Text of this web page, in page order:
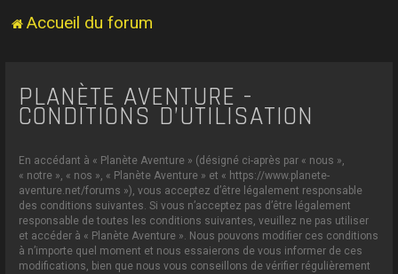
Accueil du forum
PLANÈTE AVENTURE -
CONDITIONS D’UTILISATION
En accédant à « Planète Aventure » (désigné ci-après par « nous »,
« notre », « nos », « Planète Aventure » et « https://www.planete-
aventure.net/forums »), vous acceptez d’être légalement responsable
des conditions suivantes. Si vous n’acceptez pas d’être légalement
responsable de toutes les conditions suivantes, veuillez ne pas utiliser
et accéder à « Planète Aventure ». Nous pouvons modifier ces conditions
à n’importe quel moment et nous essaierons de vous informer de ces
modifications, bien que nous vous conseillons de vérifier régulièrement